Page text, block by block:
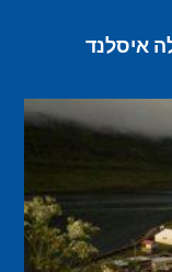
איסלנד